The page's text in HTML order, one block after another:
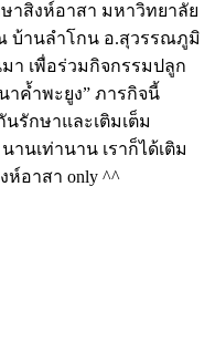
าสิงห์อาสา มหาวิทยาลัย
บ้านลำโกน อ.สุวรรณภูมิ
า เพื่อร่วมกิจกรรมปลูก
าค้ำพะยูง” ภารกิจนี้
รักษาและเติมเต็ม
านเท่านาน เราก็ได้เติม
อาสา only ^^